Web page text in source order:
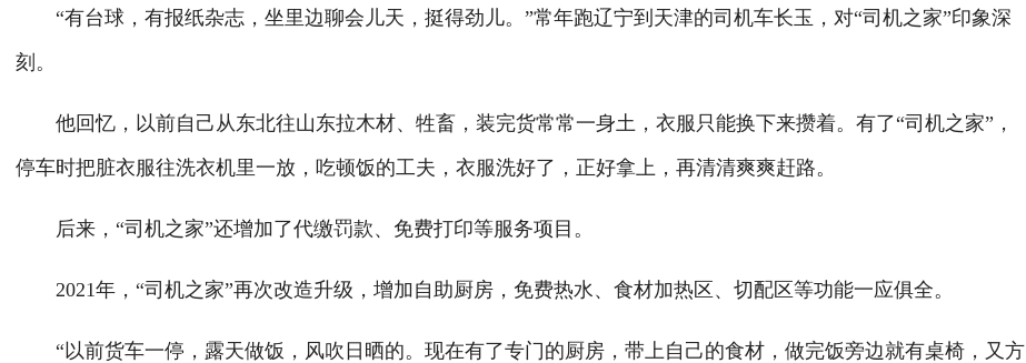
“有台球，有报纸杂志，坐里边聊会儿天，挺得劲儿。”常年跑辽宁到天津的司机车长玉，对“司机之家”印象深
刻。
他回忆，以前自己从东北往山东拉木材、牲畜，装完货常常一身土，衣服只能换下来攒着。有了“司机之家”，
停车时把脏衣服往洗衣机里一放，吃顿饭的工夫，衣服洗好了，正好拿上，再清清爽爽赶路。
后来，“司机之家”还增加了代缴罚款、免费打印等服务项目。
2021年，“司机之家”再次改造升级，增加自助厨房，免费热水、食材加热区、切配区等功能一应俱全。
“以前货车一停，露天做饭，风吹日晒的。现在有了专门的厨房，带上自己的食材，做完饭旁边就有桌椅，又方